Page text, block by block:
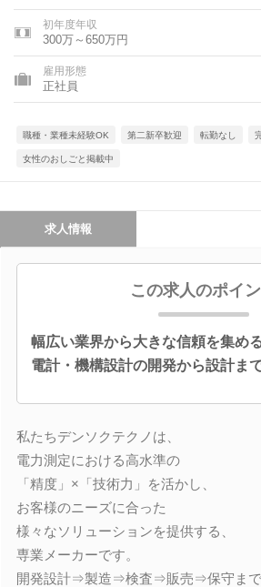
初年度年収
300万～650万円
雇用形態
正社員
職種・業種未経験OK 第二新卒歓迎 転勤なし
女性のおしごと掲載中
求人情報
この求人のポイ
幅広い業界から大きな信頼を集め
電計・機構設計の開発から設計ま
私たちデンソクテクノは、
電力測定における高水準の
「精度」×「技術力」を活かし、
お客様のニーズに合った
様々なソリューションを提供する、
専業メーカーです。
開発設計⇒製造⇒検査⇒販売⇒保守まで